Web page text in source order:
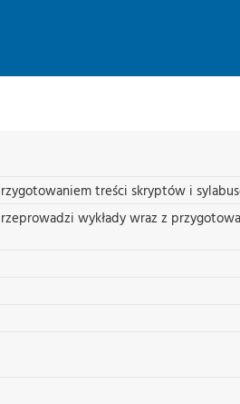
treści skryptów i
wykłady wraz z